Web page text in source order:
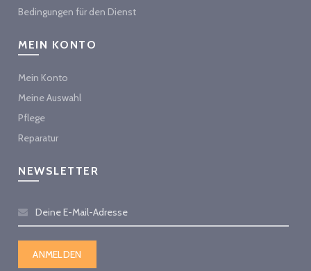
Bedingungen für den Dienst
MEIN KONTO
Mein Konto
Meine Auswahl
Pflege
Reparatur
NEWSLETTER